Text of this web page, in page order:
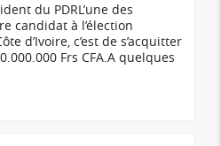
du PDRL’une des
candidat à l’élection
d’Ivoire, c’est de s’acquitter
Frs CFA.A quelques